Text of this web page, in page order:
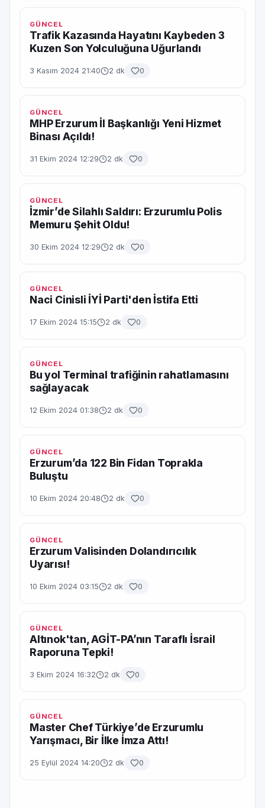
GÜNCEL
Trafik Kazasında Hayatını Kaybeden 3
Kuzen Son Yolculuğuna Uğurlandı
3 Kasım 2024 21:40 2 dk 0
GÜNCEL
MHP Erzurum İl Başkanlığı Yeni Hizmet
Binası Açıldı!
31 Ekim 2024 12:29 2 dk 0
GÜNCEL
İzmir’de Silahlı Saldırı: Erzurumlu Polis
Memuru Şehit Oldu!
30 Ekim 2024 12:29 2 dk 0
GÜNCEL
Naci Cinisli İYİ Parti'den İstifa Etti
17 Ekim 2024 15:15 2 dk 0
GÜNCEL
Bu yol Terminal trafiğinin rahatlamasını
sağlayacak
12 Ekim 2024 01:38 2 dk 0
GÜNCEL
Erzurum’da 122 Bin Fidan Toprakla
Buluştu
10 Ekim 2024 20:48 2 dk 0
GÜNCEL
Erzurum Valisinden Dolandırıcılık
Uyarısı!
10 Ekim 2024 03:15 2 dk 0
GÜNCEL
Altınok'tan, AGİT-PA’nın Taraflı İsrail
Raporuna Tepki!
3 Ekim 2024 16:32 2 dk 0
GÜNCEL
Master Chef Türkiye’de Erzurumlu
Yarışmacı, Bir İlke İmza Attı!
25 Eylül 2024 14:20 2 dk 0